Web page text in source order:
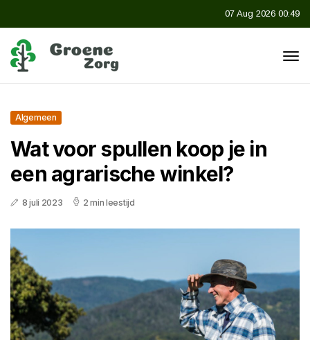
07 Aug 2026 00:49
Algemeen
Wat voor spullen koop je in
een agrarische winkel?
8 juli 2023 2 min leestijd